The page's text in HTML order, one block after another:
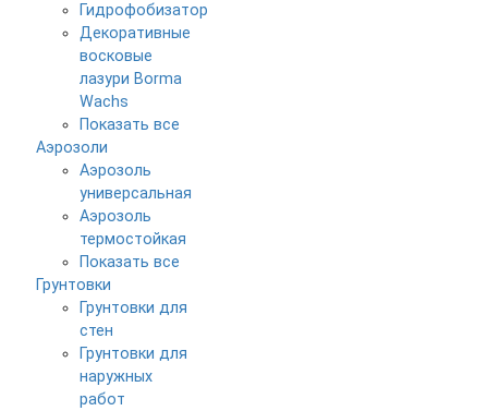
Гидрофобизатор
Декоративные
восковые
лазури Borma
Wachs
Показать все
Аэрозоли
Аэрозоль
универсальная
Аэрозоль
термостойкая
Показать все
Грунтовки
Грунтовки для
стен
Грунтовки для
наружных
работ